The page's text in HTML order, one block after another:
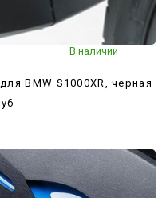
В наличии
BMW S1000XR, черная